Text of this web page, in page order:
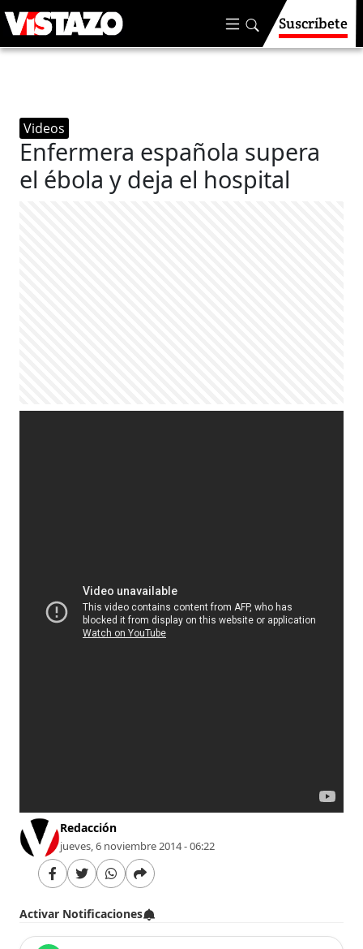
Suscríbete
Videos
Enfermera española supera
el ébola y deja el hospital
Redacción
jueves, 6 noviembre 2014 - 06:22
Activar Notificaciones